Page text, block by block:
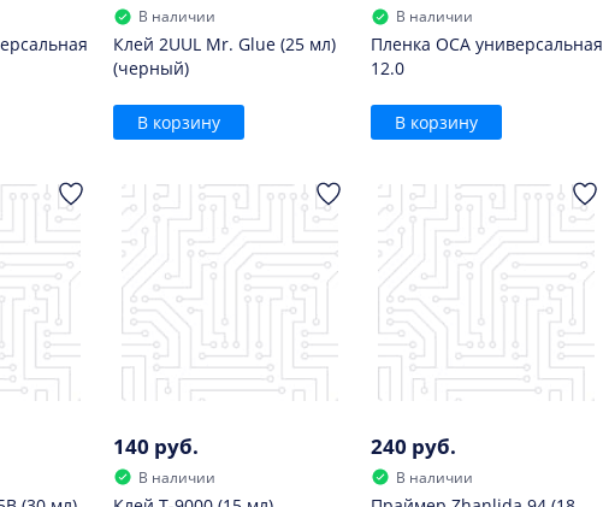
В наличии
Клей 2UUL Mr. Glue (25 мл)
(черный)
В корзину
В наличии
Пленка OCA универсальная
12.0
В корзину
140 руб.
В наличии
240 руб.
В наличии